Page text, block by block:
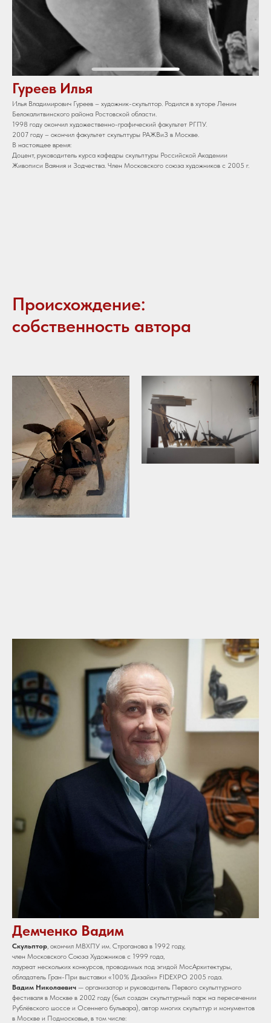
Гуреев Илья
Илья Владимирович Гуреев – художник-скульптор. Родился в хуторе Ленин
Белокалитвинского района Ростовской области.
1998 году окончил художественно-графический факультет РГПУ.
2007 году – окончил факультет скульптуры РАЖВиЗ в Москве.
В настоящее время:
Доцент, руководитель курса кафедры скульптуры Российской Академии
Живописи Ваяния и Зодчества. Член Московского союза художников с 2005 г.
Происхождение:
собственность автора
Демченко Вадим
Скульптор, окончил МВХПУ им. Строганова в 1992 году,
член Московского Союза Художников с 1999 года,
лауреат нескольких конкурсов, проводимых под эгидой МосАрхитектуры,
обладатель Гран-При выставки «100% Дизайн» FIDEXPO 2005 года.
Вадим Николаевич — организатор и руководитель Первого скульптурного
фестиваля в Москве в 2002 году (был создан скульптурный парк на пересечении
Рублёвского шоссе и Осеннего бульвара), автор многих скульптур и монументов
в Москве и Подмосковье, в том числе: